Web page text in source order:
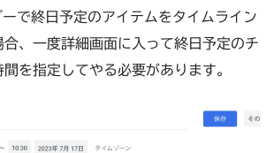
で終日予定のアイテムをタイムライン
合、一度詳細画面に入って終日予定のチ
を指定してやる必要があります。